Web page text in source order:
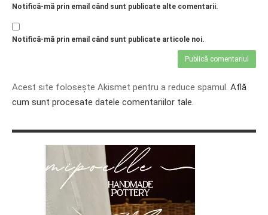
Notifică-mă prin email când sunt publicate alte comentarii.
Notifică-mă prin email când sunt publicate articole noi.
Acest site folosește Akismet pentru a reduce spamul. Află
cum sunt procesate datele comentariilor tale.